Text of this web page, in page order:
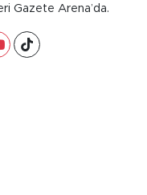
Gazete Arena’da.